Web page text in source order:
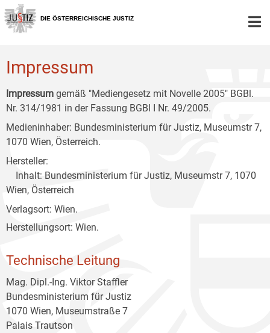
Zur
Hauptnavigation
[1]
Zum
Inhalt
[2]
Zum
Untermenü
[3]
DIE ÖSTERREICHISCHE JUSTIZ
Impressum
Impressum gemäß "Mediengesetz mit Novelle 2005" BGBl.
Nr. 314/1981 in der Fassung BGBl I Nr. 49/2005.
Medieninhaber: Bundesministerium für Justiz, Museumstr 7,
1070 Wien, Österreich.
Hersteller:
Inhalt: Bundesministerium für Justiz, Museumstr 7, 1070
Wien, Österreich
Verlagsort: Wien.
Herstellungsort: Wien.
Technische Leitung
Mag. Dipl.-Ing. Viktor Staffler
Bundesministerium für Justiz
1070 Wien, Museumstraße 7
Palais Trautson